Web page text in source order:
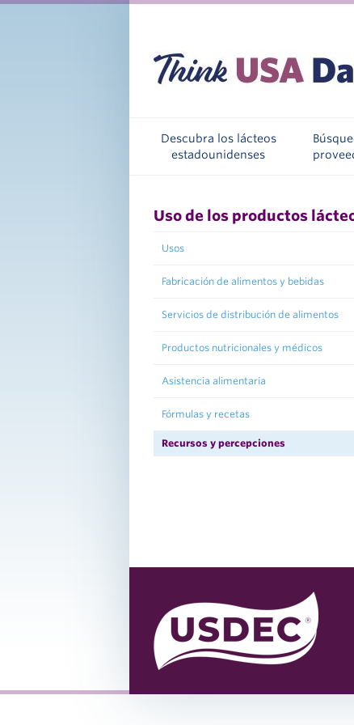
Descubra los lácteos
estadounidenses
Uso de los productos
Usos
Fabricación de alimentos y bebidas
Servicios de distribución de alimentos
Productos nutricionales y médicos
Asistencia alimentaria
Fórmulas y recetas
Recursos y percepciones